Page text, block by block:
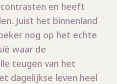
en heeft
Juist het binnenland
nog op het echte
waar de
teugen van het
dagelijkse leven heel